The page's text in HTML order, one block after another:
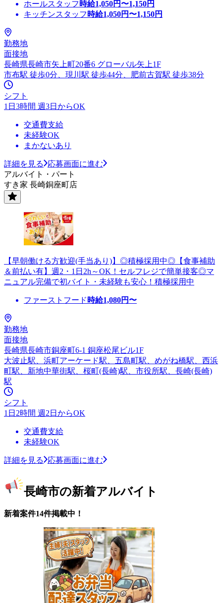
ホールスタッフ 時給1,050円〜1,150円
キッチンスタッフ 時給1,050円〜1,150円
勤務地
面接地
長崎県長崎市矢上町20番6 グローバル矢上1F
市布駅 徒歩0分、現川駅 徒歩44分、肥前古賀駅 徒歩38分
シフト
1日3時間 週3日からOK
交通費支給
未経験OK
まかないあり
詳細を見る
応募画面に進む
アルバイト・パート
すき家 長崎銅座町店
【早朝働ける方歓迎(手当あり)】◎積極採用中◎【食事補助
＆前払い有】週2・1日2h～OK！セルフレジで簡単接客◎マ
ニュアル完備で初バイト・未経験も安心！積極採用中
ファーストフード 時給1,080円〜
勤務地
面接地
長崎県長崎市銅座町6-1 銅座松尾ビル1F
大波止駅、浜町アーケード駅、五島町駅、めがね橋駅、西浜
町駅、新地中華街駅、桜町(長崎)駅、市役所駅、長崎(長崎)
駅
シフト
1日2時間 週2日からOK
交通費支給
未経験OK
詳細を見る 応募画面に進む
長崎市の新着アルバイト
新着案件14件掲載中！